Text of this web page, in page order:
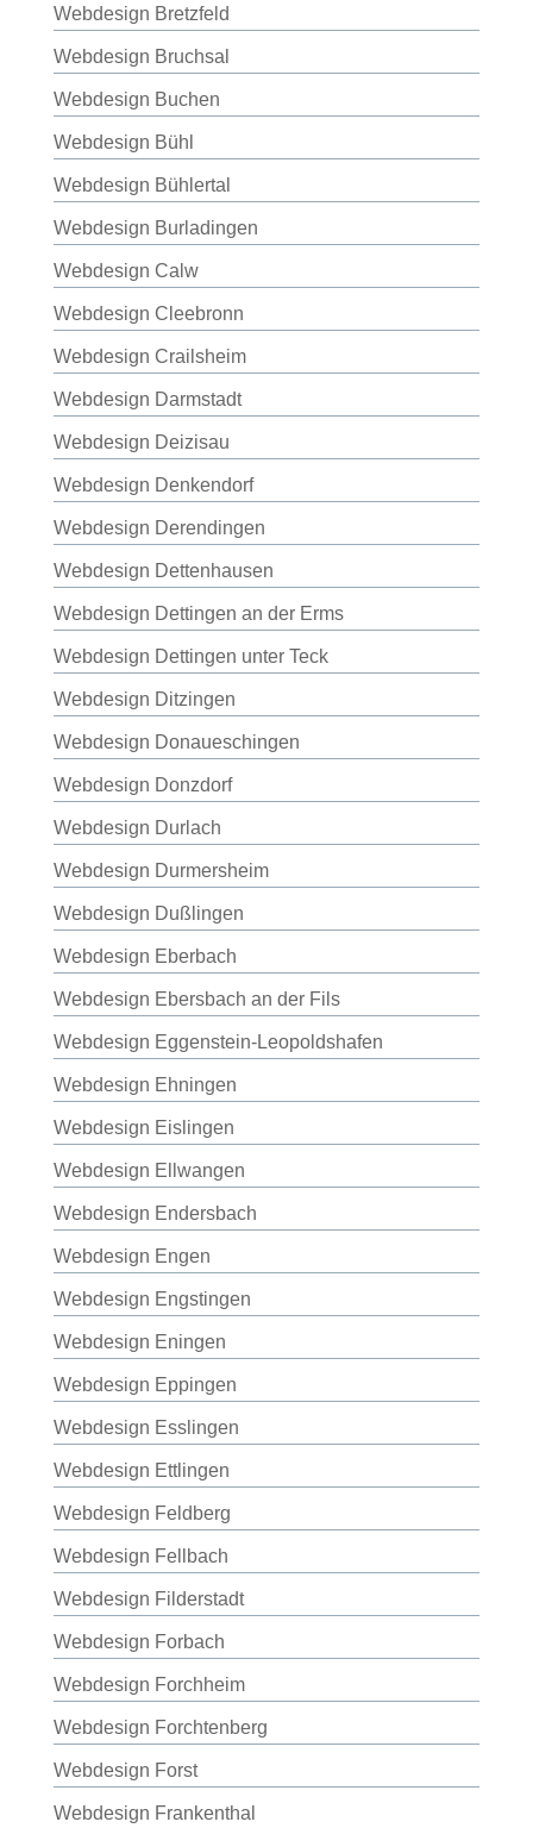
Webdesign Bretzfeld
Webdesign Bruchsal
Webdesign Buchen
Webdesign Bühl
Webdesign Bühlertal
Webdesign Burladingen
Webdesign Calw
Webdesign Cleebronn
Webdesign Crailsheim
Webdesign Darmstadt
Webdesign Deizisau
Webdesign Denkendorf
Webdesign Derendingen
Webdesign Dettenhausen
Webdesign Dettingen an der Erms
Webdesign Dettingen unter Teck
Webdesign Ditzingen
Webdesign Donaueschingen
Webdesign Donzdorf
Webdesign Durlach
Webdesign Durmersheim
Webdesign Dußlingen
Webdesign Eberbach
Webdesign Ebersbach an der Fils
Webdesign Eggenstein-Leopoldshafen
Webdesign Ehningen
Webdesign Eislingen
Webdesign Ellwangen
Webdesign Endersbach
Webdesign Engen
Webdesign Engstingen
Webdesign Eningen
Webdesign Eppingen
Webdesign Esslingen
Webdesign Ettlingen
Webdesign Feldberg
Webdesign Fellbach
Webdesign Filderstadt
Webdesign Forbach
Webdesign Forchheim
Webdesign Forchtenberg
Webdesign Forst
Webdesign Frankenthal